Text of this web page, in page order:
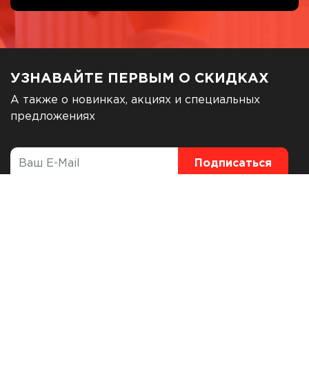
УЗНАВАЙТЕ ПЕРВЫМ О СКИДКАХ
А также о новинках, акциях и специальных
предложениях